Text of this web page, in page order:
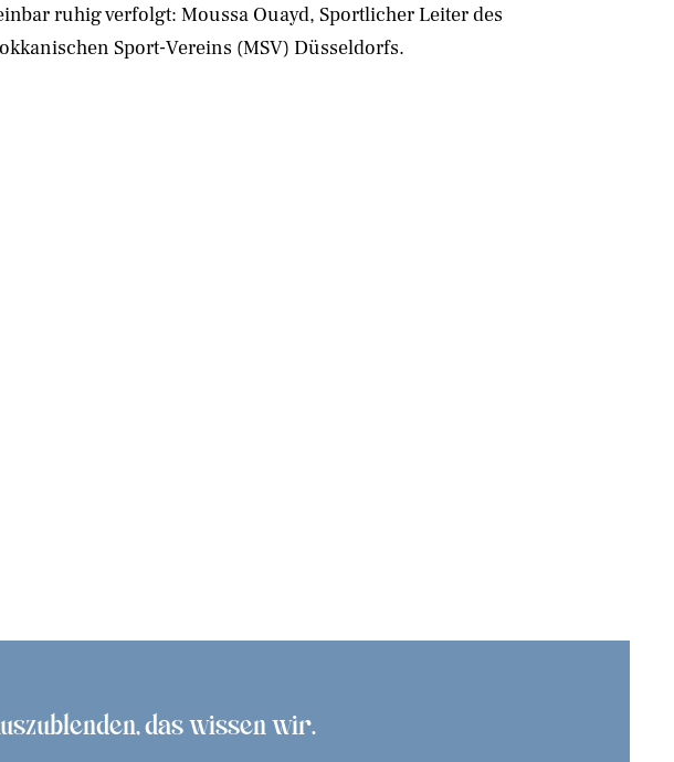
ruhig verfolgt: Moussa Ouayd, Sportlicher Leiter des
Sport-Vereins (MSV) Düsseldorfs.
das wissen wir.